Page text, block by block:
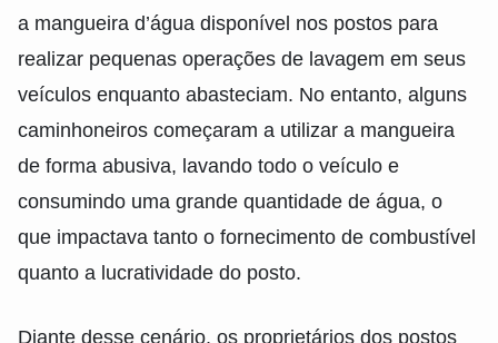
a mangueira d’água disponível nos postos para
realizar pequenas operações de lavagem em seus
veículos enquanto abasteciam. No entanto, alguns
caminhoneiros começaram a utilizar a mangueira
de forma abusiva, lavando todo o veículo e
consumindo uma grande quantidade de água, o
que impactava tanto o fornecimento de combustível
quanto a lucratividade do posto.
Diante desse cenário, os proprietários dos postos